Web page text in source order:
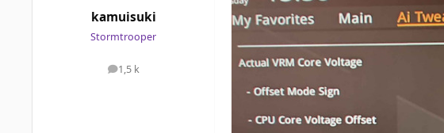
kamuisuki
Stormtrooper
1,5 k
messages